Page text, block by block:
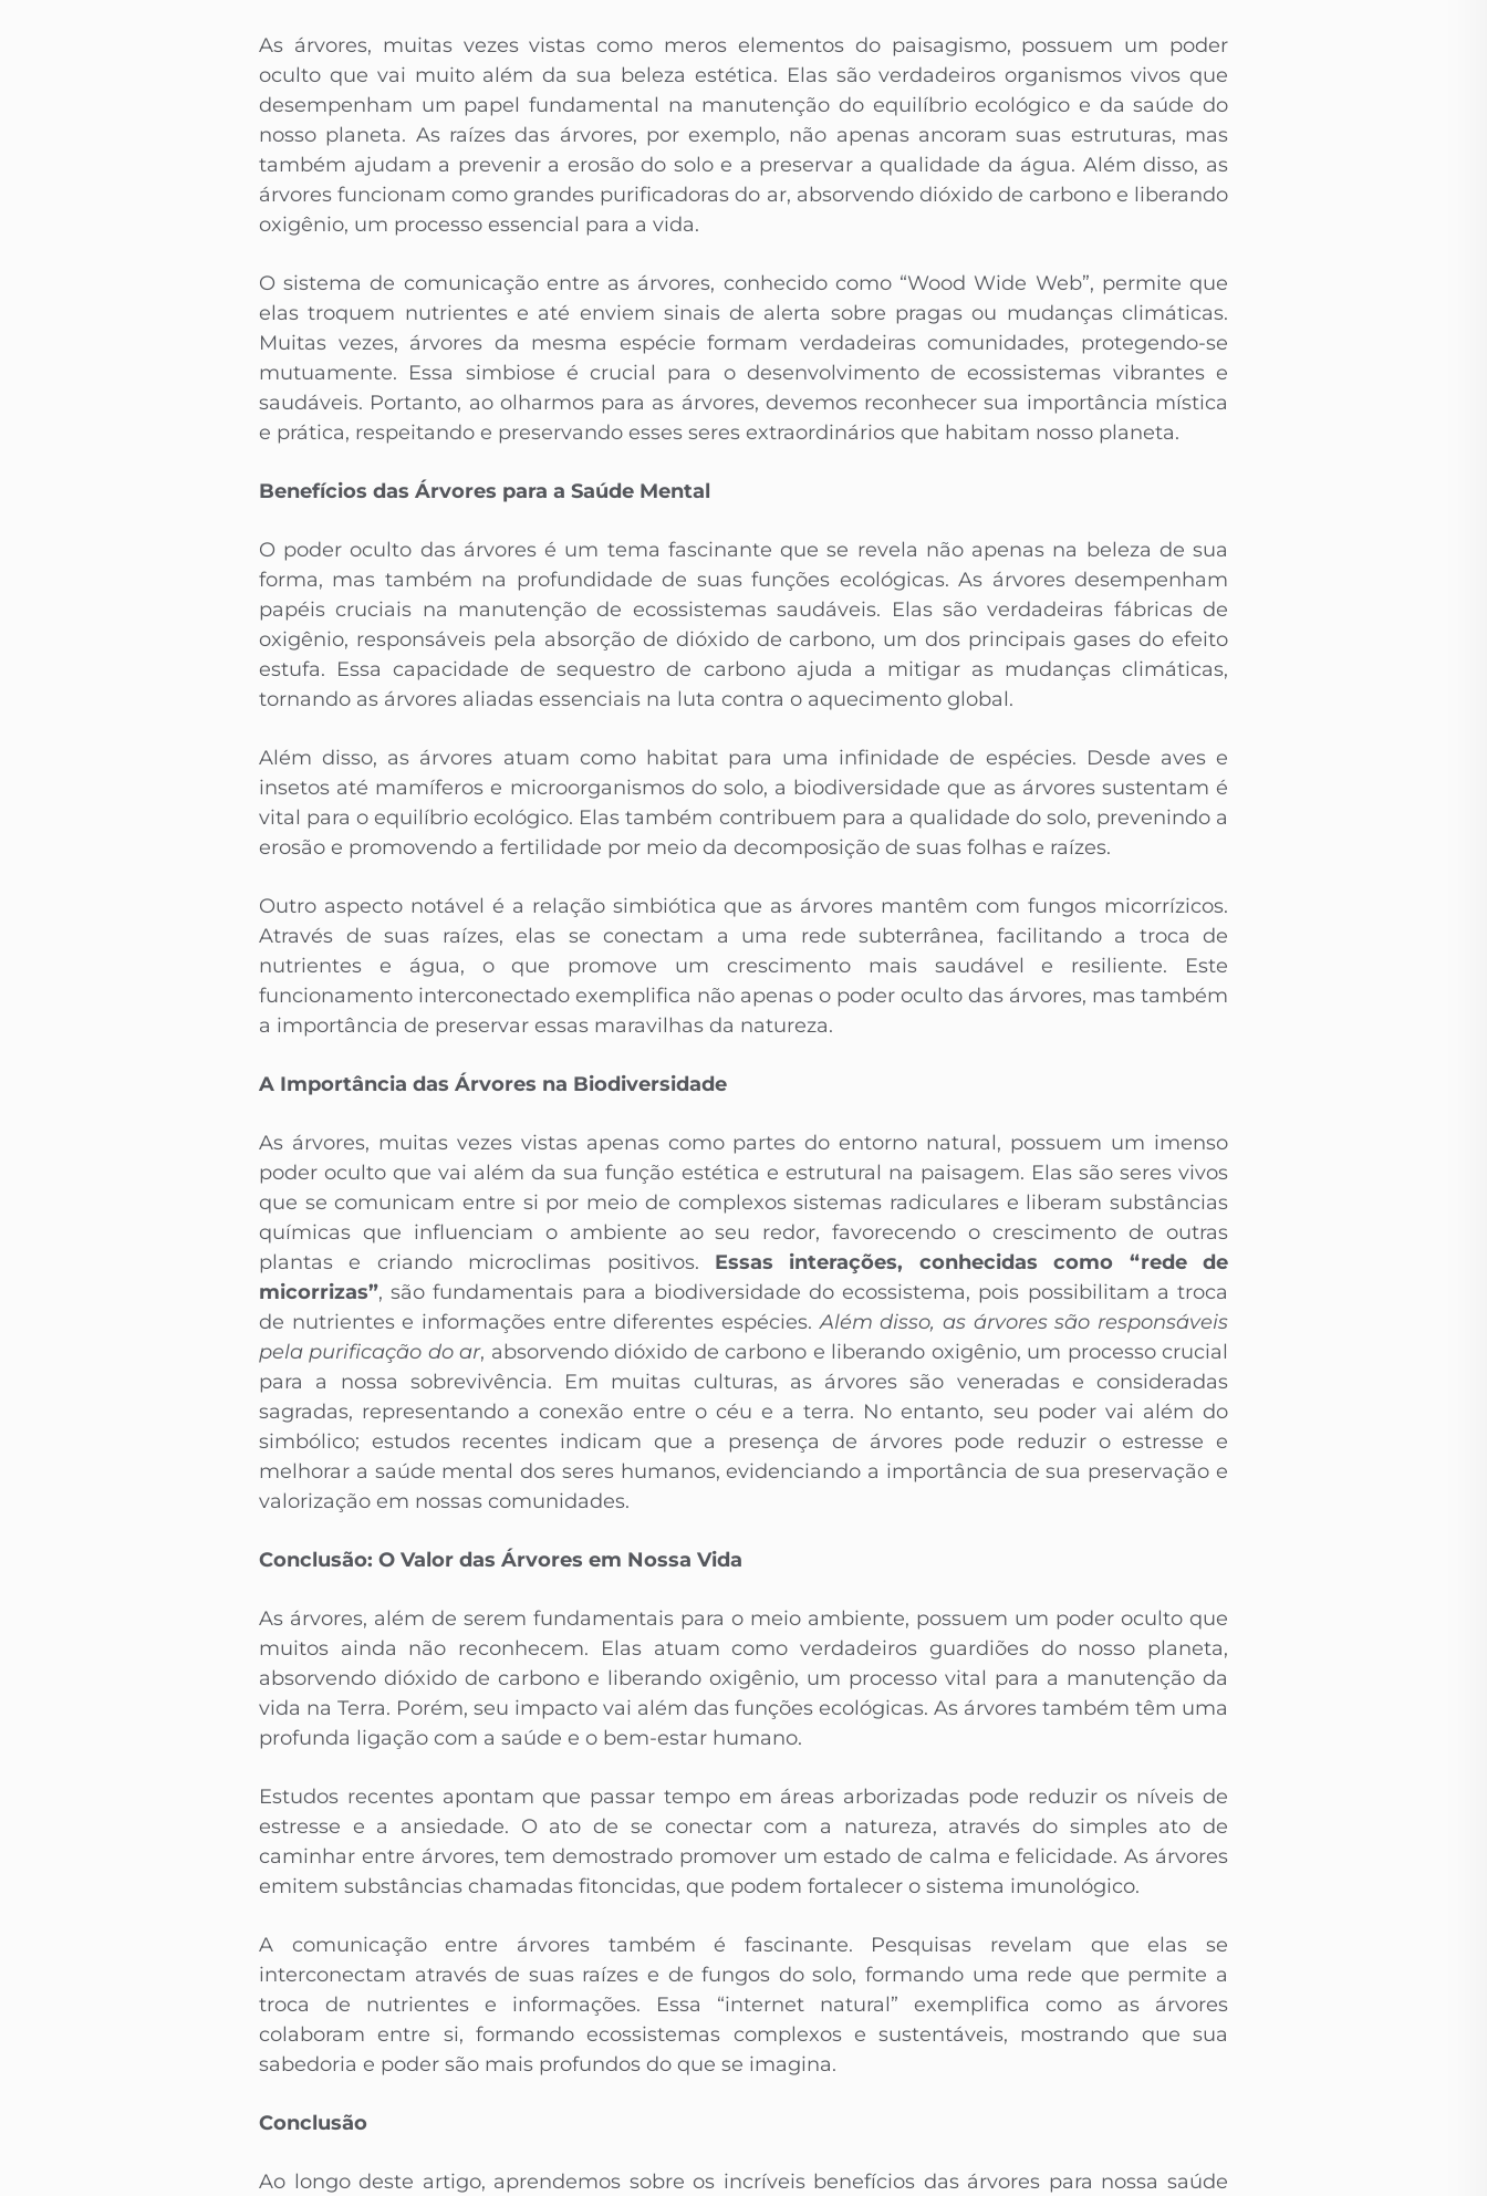
As árvores, muitas vezes vistas como meros elementos do paisagismo, possuem um poder
oculto que vai muito além da sua beleza estética. Elas são verdadeiros organismos vivos que
desempenham um papel fundamental na manutenção do equilíbrio ecológico e da saúde do
nosso planeta. As raízes das árvores, por exemplo, não apenas ancoram suas estruturas, mas
também ajudam a prevenir a erosão do solo e a preservar a qualidade da água. Além disso, as
árvores funcionam como grandes purificadoras do ar, absorvendo dióxido de carbono e liberando
oxigênio, um processo essencial para a vida.
O sistema de comunicação entre as árvores, conhecido como “Wood Wide Web”, permite que
elas troquem nutrientes e até enviem sinais de alerta sobre pragas ou mudanças climáticas.
Muitas vezes, árvores da mesma espécie formam verdadeiras comunidades, protegendo-se
mutuamente. Essa simbiose é crucial para o desenvolvimento de ecossistemas vibrantes e
saudáveis. Portanto, ao olharmos para as árvores, devemos reconhecer sua importância mística
e prática, respeitando e preservando esses seres extraordinários que habitam nosso planeta.
Benefícios das Árvores para a Saúde Mental
O poder oculto das árvores é um tema fascinante que se revela não apenas na beleza de sua
forma, mas também na profundidade de suas funções ecológicas. As árvores desempenham
papéis cruciais na manutenção de ecossistemas saudáveis. Elas são verdadeiras fábricas de
oxigênio, responsáveis pela absorção de dióxido de carbono, um dos principais gases do efeito
estufa. Essa capacidade de sequestro de carbono ajuda a mitigar as mudanças climáticas,
tornando as árvores aliadas essenciais na luta contra o aquecimento global.
Além disso, as árvores atuam como habitat para uma infinidade de espécies. Desde aves e
insetos até mamíferos e microorganismos do solo, a biodiversidade que as árvores sustentam é
vital para o equilíbrio ecológico. Elas também contribuem para a qualidade do solo, prevenindo a
erosão e promovendo a fertilidade por meio da decomposição de suas folhas e raízes.
Outro aspecto notável é a relação simbiótica que as árvores mantêm com fungos micorrízicos.
Através de suas raízes, elas se conectam a uma rede subterrânea, facilitando a troca de
nutrientes e água, o que promove um crescimento mais saudável e resiliente. Este
funcionamento interconectado exemplifica não apenas o poder oculto das árvores, mas também
a importância de preservar essas maravilhas da natureza.
A Importância das Árvores na Biodiversidade
As árvores, muitas vezes vistas apenas como partes do entorno natural, possuem um imenso
poder oculto que vai além da sua função estética e estrutural na paisagem. Elas são seres vivos
que se comunicam entre si por meio de complexos sistemas radiculares e liberam substâncias
químicas que influenciam o ambiente ao seu redor, favorecendo o crescimento de outras
plantas e criando microclimas positivos. Essas interações, conhecidas como “rede de
micorrizas”, são fundamentais para a biodiversidade do ecossistema, pois possibilitam a troca
de nutrientes e informações entre diferentes espécies.Além disso, as árvores são responsáveis
pela purificação do ar, absorvendo dióxido de carbono e liberando oxigênio, um processo crucial
para a nossa sobrevivência. Em muitas culturas, as árvores são veneradas e consideradas
sagradas, representando a conexão entre o céu e a terra. No entanto, seu poder vai além do
simbólico; estudos recentes indicam que a presença de árvores pode reduzir o estresse e
melhorar a saúde mental dos seres humanos, evidenciando a importância de sua preservação e
valorização em nossas comunidades.
Conclusão: O Valor das Árvores em Nossa Vida
As árvores, além de serem fundamentais para o meio ambiente, possuem um poder oculto que
muitos ainda não reconhecem. Elas atuam como verdadeiros guardiões do nosso planeta,
absorvendo dióxido de carbono e liberando oxigênio, um processo vital para a manutenção da
vida na Terra. Porém, seu impacto vai além das funções ecológicas. As árvores também têm uma
profunda ligação com a saúde e o bem-estar humano.
Estudos recentes apontam que passar tempo em áreas arborizadas pode reduzir os níveis de
estresse e a ansiedade. O ato de se conectar com a natureza, através do simples ato de
caminhar entre árvores, tem demostrado promover um estado de calma e felicidade. As árvores
emitem substâncias chamadas fitoncidas, que podem fortalecer o sistema imunológico.
A comunicação entre árvores também é fascinante. Pesquisas revelam que elas se
interconectam através de suas raízes e de fungos do solo, formando uma rede que permite a
troca de nutrientes e informações. Essa “internet natural” exemplifica como as árvores
colaboram entre si, formando ecossistemas complexos e sustentáveis, mostrando que sua
sabedoria e poder são mais profundos do que se imagina.
Conclusão
Ao longo deste artigo, aprendemos sobre os incríveis benefícios das árvores para nossa saúde